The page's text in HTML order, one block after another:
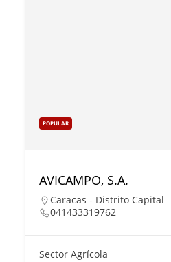
POPULAR
AVICAMPO, S.A.
Caracas - Distrito Capital
041433319762
Sector Agrícola